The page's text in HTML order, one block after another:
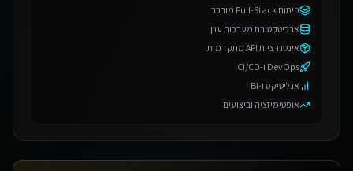
פיתוח Full-Stack מורכב
ארכיטקטורת מערכות ענן
אינטגרציות API מתקדמות
DevOps ו-CI/CD
אנליטיקס ו-BI
אופטימיזציה וביצועים